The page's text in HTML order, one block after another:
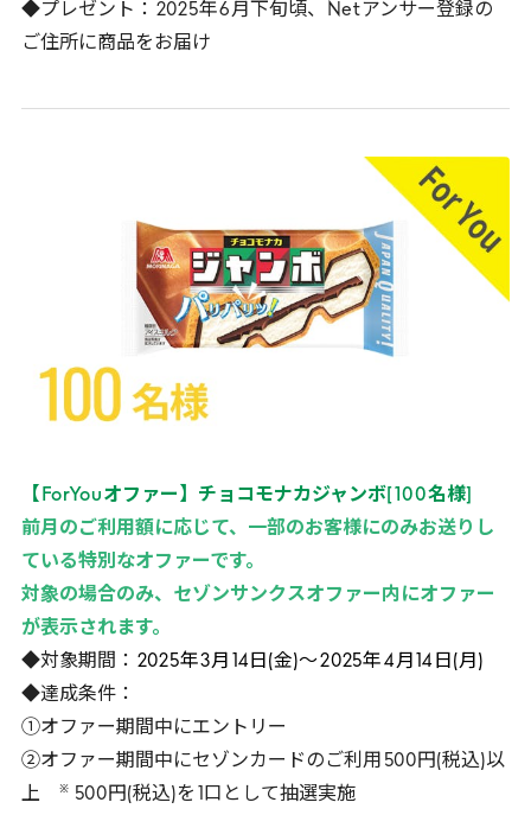
◆プレゼント： 2025年6月下旬頃、 Net アンサー登録の
ご住所に商品をお届け
【ForYouオファー】チョコモナカジャンボ 100名様]
前月のご利用額に応じて、一部のお客様にのみお送りし
ている特別なオファーです。
対象の場合のみ、セゾンサンクスオファー内にオファー
が表示されます。
◆対象期間： 2025年3月 14 日(金)～2025年4月 14 日(月)
◆達成条件：
①オファー期間中にエントリー
②オファー期間中にセゾンカードのご利用 500円(税込)以
上
※ 500円(税込)を 1口として抽選実施